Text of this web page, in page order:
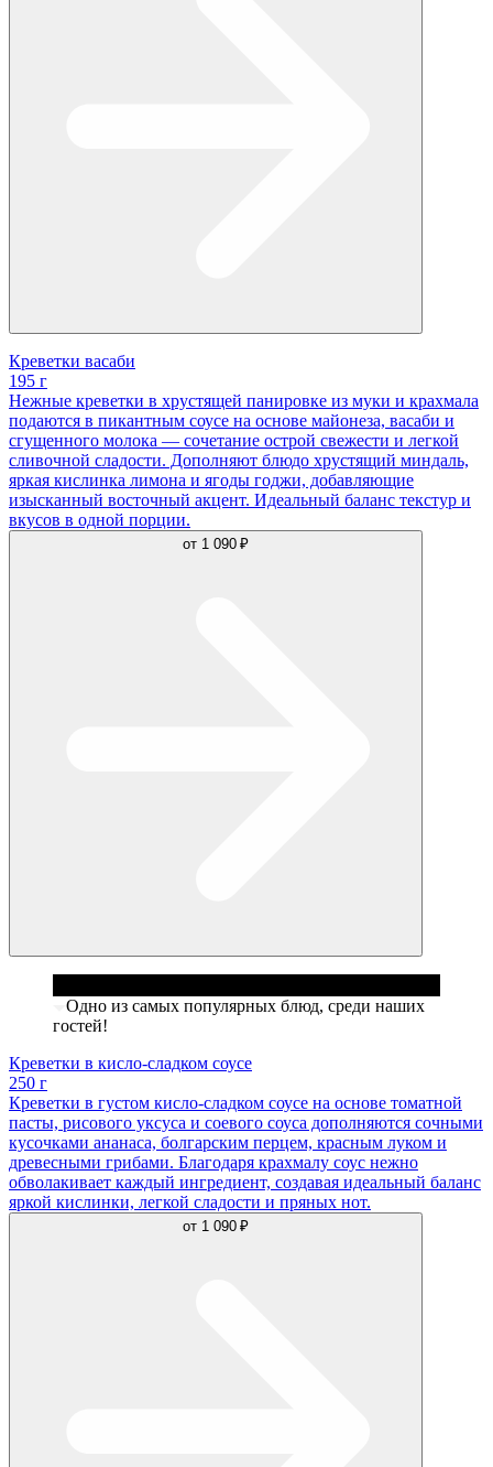
Креветки васаби
195 г
Нежные креветки в хрустящей панировке из муки и крахмала
подаются в пикантным соусе на основе майонеза, васаби и
сгущенного молока — сочетание острой свежести и легкой
сливочной сладости. Дополняют блюдо хрустящий миндаль,
яркая кислинка лимона и ягоды годжи, добавляющие
изысканный восточный акцент. Идеальный баланс текстур и
вкусов в одной порции.
от 1 090 ₽
Одно из самых популярных блюд, среди наших
гостей!
Креветки в кисло-сладком соусе
250 г
Креветки в густом кисло-сладком соусе на основе томатной
пасты, рисового уксуса и соевого соуса дополняются сочными
кусочками ананаса, болгарским перцем, красным луком и
древесными грибами. Благодаря крахмалу соус нежно
обволакивает каждый ингредиент, создавая идеальный баланс
яркой кислинки, легкой сладости и пряных нот.
от 1 090 ₽